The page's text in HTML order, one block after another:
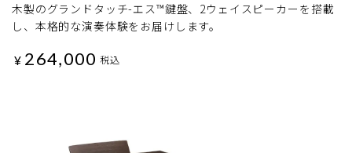
木製のグランドタッチ-エス™鍵盤、2ウェイスピーカーを搭載
し、本格的な演奏体験をお届けします。
¥ 264,000 税込